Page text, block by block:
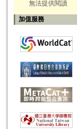
無法提供閱讀
加值服務